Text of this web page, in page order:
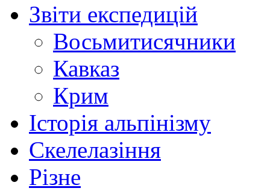
Звіти експедицій
Восьмитисячники
Кавказ
Крим
Історія альпінізму
Скелелазіння
Різне